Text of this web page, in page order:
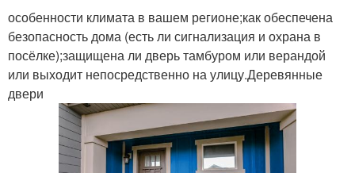
особенности климата в вашем регионе;как обеспечена
безопасность дома (есть ли сигнализация и охрана в
посёлке);защищена ли дверь тамбуром или верандой
или выходит непосредственно на улицу.Деревянные
двери